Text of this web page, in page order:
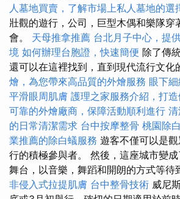
人墓地買賣，了解市場上私人墓地的選
壯觀的遊行，公司，巨型木偶和樂隊穿
會。 天母推拿推薦 台北月子中心，提
境 如何辦理台胞證，快速簡便 除了傳
還可以在這裡找到，直到現代流行文化
燴，為您帶來高品質的外燴服務 眼下
平滑眼周肌膚 護理之家服務介紹，打
可靠的外燴廠商，保障活動順利進行
的日常清潔需求 台中按摩整骨 桃園除
業推薦的除白蟻服務 遊客不僅可以是
行的積極參與者。 然後，這座城市變
舞台，以音樂，舞蹈和開朗的方式等待
非侵入式拉提肌膚 台中整骨技術 威尼